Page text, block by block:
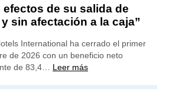
efectos de su salida de
sin afectación a la caja”
International ha cerrado el primer
de 2026 con un beneficio neto
de 83,4… Leer más